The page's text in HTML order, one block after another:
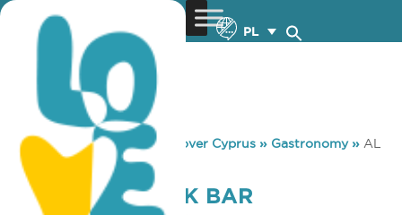
PL
You are here: Home »Discover Cyprus » Gastronomy» AL
DENTE SNACK BAR
AL DENTE SNACK BAR